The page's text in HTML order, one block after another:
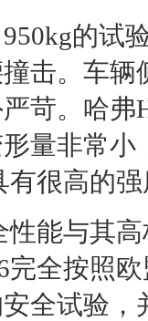
的试
击。车
苛。 哈弗
量非常
有很高的
性能与其
完全按照
全试验